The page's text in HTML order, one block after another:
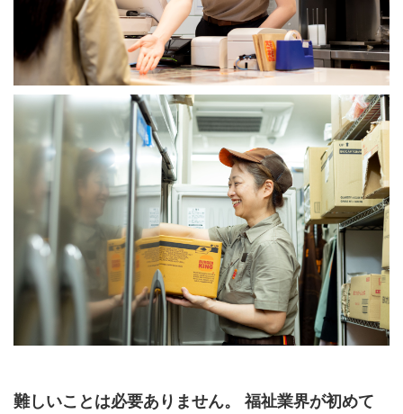
難しいことは必要ありません。 福祉業界が初めて